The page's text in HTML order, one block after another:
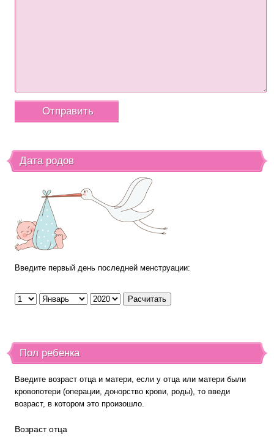
Дата родов
Введите первый день последней менструации:
Пол ребенка
Введите возраст отца и матери, если у отца или матери были
кровопотери (операции, донорство крови, роды), то введи
возраст, в котором это произошло.
Возраст отца